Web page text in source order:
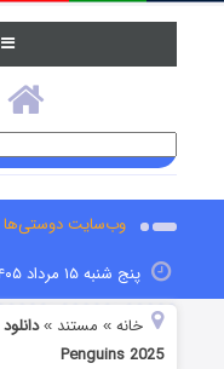
وب‌سایت دوستی‌ها
پنج شنبه ۱۵ مرداد ۱۴۰۵
خانه » مستند »
Penguins 2025